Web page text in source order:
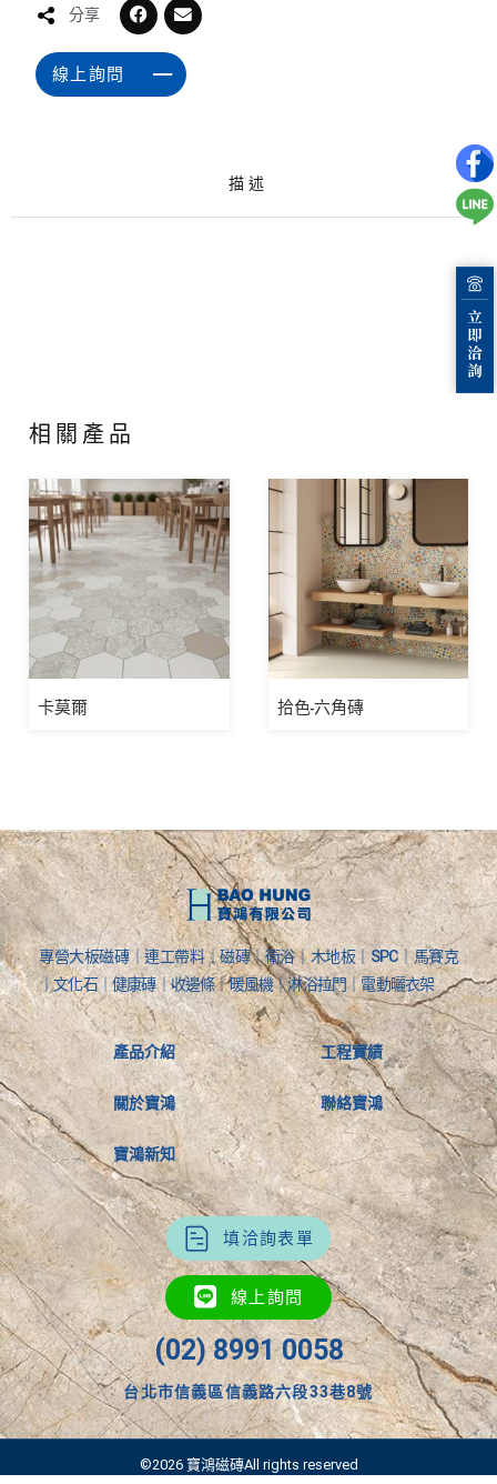
分享
線上詢問
描述
相關產品
卡莫爾 拾色-六角磚
專營大板磁磚｜連工帶料｜磁磚｜衛浴｜木地板｜SPC｜馬賽克
｜文化石｜健康磚｜收邊條｜暖風機｜淋浴拉門｜電動曬衣架
產品介紹
關於寶鴻
寶鴻新知
工程實績
聯絡寶鴻
填洽詢表單
線上詢問
(02) 8991 0058
台北市信義區信義路六段33巷8號
©2026 寶鴻磁磚All rights reserved